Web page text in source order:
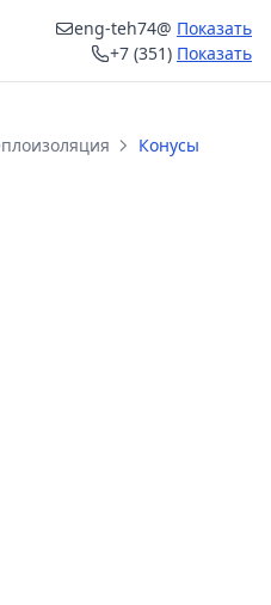
eng-teh74@ Показать
+7 (351) Показать
Конусы